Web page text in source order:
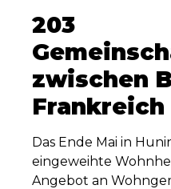
203
zwischen
Frankreich
Das Ende Mai in
eingeweihte
Angebot an